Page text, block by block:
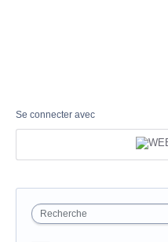
Se connecter avec
Recherche